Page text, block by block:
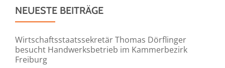
NEUESTE BEITRÄGE
Wirtschaftsstaatssekretär Thomas Dörflinger
besucht Handwerksbetrieb im Kammerbezirk
Freiburg